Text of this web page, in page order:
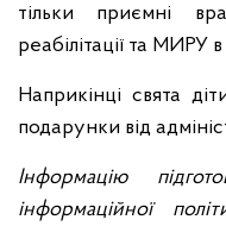
тільки приємні
реабілітації та МИРУ в
Наприкінці свята
подарунки від
Інформацію
інформаційної